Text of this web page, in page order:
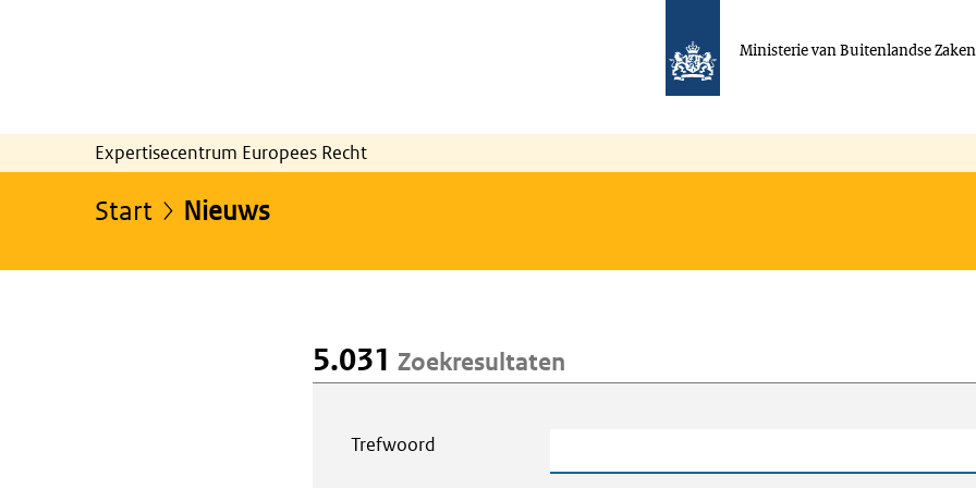
Ministerie van Buitenlandse Zaken
Expertisecentrum Europees Recht
Start Nieuws
5.031 Zoekresultaten
Trefwoord